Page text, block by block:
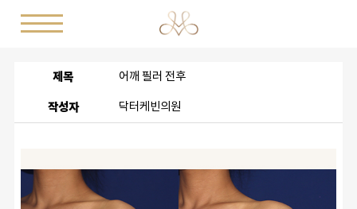
제목 어깨 필러 전후
작성자 닥터케빈의원